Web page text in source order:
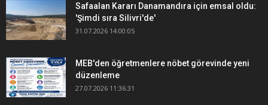
Safaalan Kararı Danamandıra için emsal oldu:
'Şimdi sıra Silivri'de'
31.07.2026 14:00:05
MEB'den öğretmenlere nöbet görevinde yeni
düzenleme
27.07.2026 11:36:31